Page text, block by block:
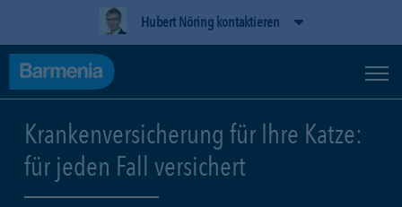
Hubert Nöring kontaktieren
Krankenversicherung für Ihre Katze:
für jeden Fall versichert